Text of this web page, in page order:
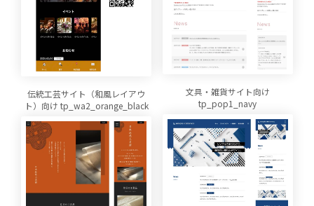
文具・雑貨サイト向け
tp_pop1_navy
伝統工芸サイト（和風レイアウ
ト）向け tp_wa2_orange_black